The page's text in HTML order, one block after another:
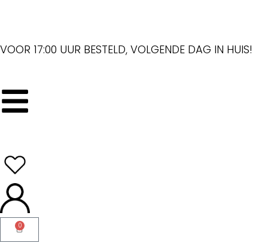
VOOR 17:00 UUR BESTELD, VOLGENDE DAG IN HUIS!
0